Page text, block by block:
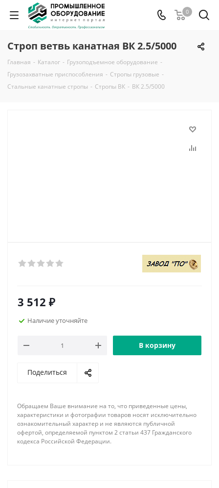
0
Строп ветвь канатная ВК 2.5/5000
Главная - Каталог - Грузоподъемное оборудование -
Грузозахватные приспособления - Стропы грузовые -
Стальные канатные стропы - Стропы ВК - ВК 2.5/5000
3 512 ₽
Наличие уточняйте
В корзину
Поделиться
Обращаем Ваше внимание на то, что приведенные цены,
характеристики и фотографии товаров носят исключительно
ознакомительный характер и не являются публичной
офертой, определяемой пунктом 2 статьи 437 Гражданского
кодекса Российской Федерации.